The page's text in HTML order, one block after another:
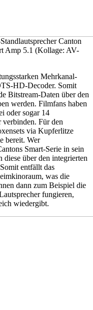
Canton
Amp 5.1 (Kollage: AV-
Mehrkanal-
HD-Decoder. Somit
Bitstream-Daten über den
werden. Filmfans haben
oder sogar 14
verbinden. Für den
via Kupferlitze
bereit. Wer
Smart-Serie in sein
über den integrierten
entfällt das
was die
dann zum Beispiel die
fungieren,
wiedergibt.